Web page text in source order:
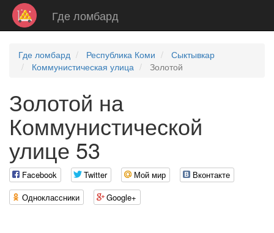
Где ломбард
Где ломбард Республика Коми
Сыктывкар
Коммунистическая улица
Золотой
Золотой на
Коммунистической
улице 53
Facebook Twitter Мой мир
Вконтакте
Одноклассники
Google+